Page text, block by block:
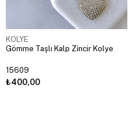
KOLYE
Gömme Taşlı Kalp Zincir Kolye
15609
₺400,00